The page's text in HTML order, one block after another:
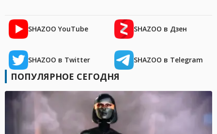
SHAZOO YouTube SHAZOO в Дзен
SHAZOO в Twitter SHAZOO в Telegram
ПОПУЛЯРНОЕ СЕГОДНЯ